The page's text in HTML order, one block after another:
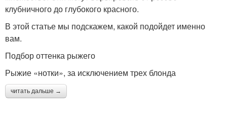
клубничного до глубокого красного.
В этой статье мы подскажем, какой подойдет именно
вам.
Подбор оттенка рыжего
Рыжие «нотки», за исключением трех блонда
читать дальше →